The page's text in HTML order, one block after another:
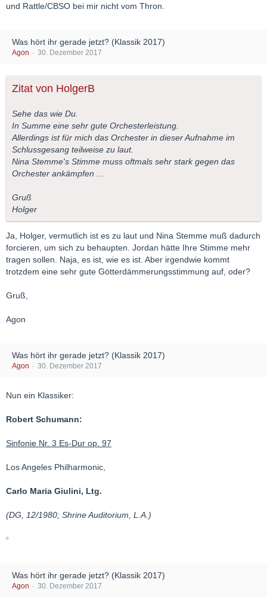
und Rattle/CBSO bei mir nicht vom Thron.
Was hört ihr gerade jetzt? (Klassik 2017)
Agon 30. Dezember 2017
Zitat von HolgerB
Sehe das wie Du.
In Summe eine sehr gute Orchesterleistung.
Allerdings ist für mich das Orchester in dieser Aufnahme im
Schlussgesang teilweise zu laut.
Nina Stemme's Stimme muss oftmals sehr stark gegen das
Orchester ankämpfen ...
Gruß
Holger
Ja, Holger, vermutlich ist es zu laut und Nina Stemme muß dadurch
forcieren, um sich zu behaupten. Jordan hätte Ihre Stimme mehr
tragen sollen. Naja, es ist, wie es ist. Aber irgendwie kommt
trotzdem eine sehr gute Götterdämmerungsstimmung auf, oder?
Gruß,
Agon
Was hört ihr gerade jetzt? (Klassik 2017)
Agon 30. Dezember 2017
Nun ein Klassiker:
Robert Schumann:
Sinfonie Nr. 3 Es-Dur op. 97
Los Angeles Philharmonic,
Carlo Maria Giulini, Ltg.
(DG, 12/1980; Shrine Auditorium, L.A.)
Was hört ihr gerade jetzt? (Klassik 2017)
Agon 30. Dezember 2017